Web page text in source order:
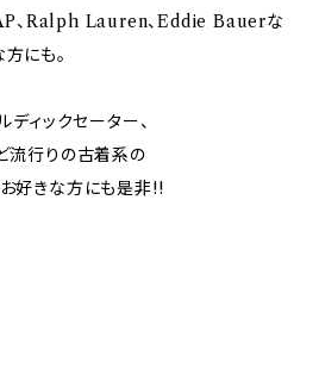
、Ralph Lauren、Eddie Bauerな
にも。
ディックセーター、
流行りの古着系の
好きな方にも是非!!